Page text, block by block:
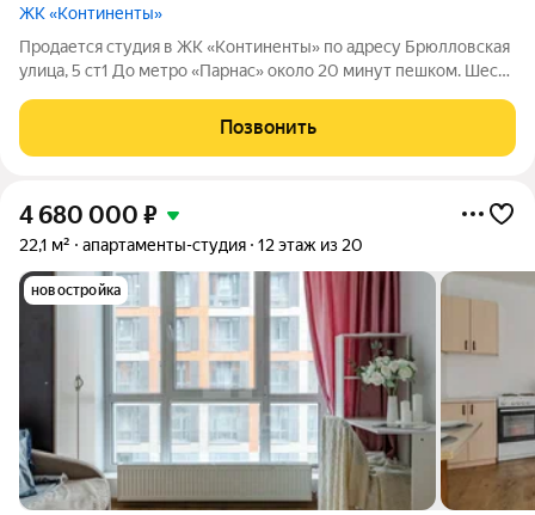
ЖК «Континенты»
Продается студия в ЖК «Континенты» по адресу Брюлловская
улица, 5 ст1 До метро «Парнас» около 20 минут пешком. Шесть
декоративной штукатуркой, символизируют земные
континенты. Закрытые
Позвонить
4 680 000 ₽
22,1 м² апартаменты-студия 12 этаж из 20
новостройка